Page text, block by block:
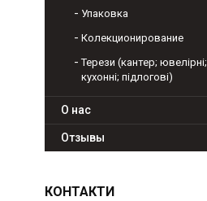
Упаковка
Колекционирование
Терези (кантер; ювелірні;
кухонні; підлогові)
О нас
Отзывы
КОНТАКТИ